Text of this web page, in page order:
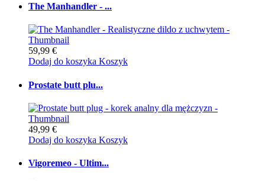
The Manhandler - ...
59,99 €
Dodaj do koszyka Koszyk
Prostate butt plu...
49,99 €
Dodaj do koszyka Koszyk
Vigoremeo - Ultim...